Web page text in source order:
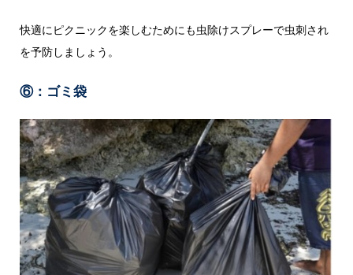
快適にピクニックを楽しむためにも虫除けスプレーで虫刺され
を予防しましょう。
⑥：ゴミ袋